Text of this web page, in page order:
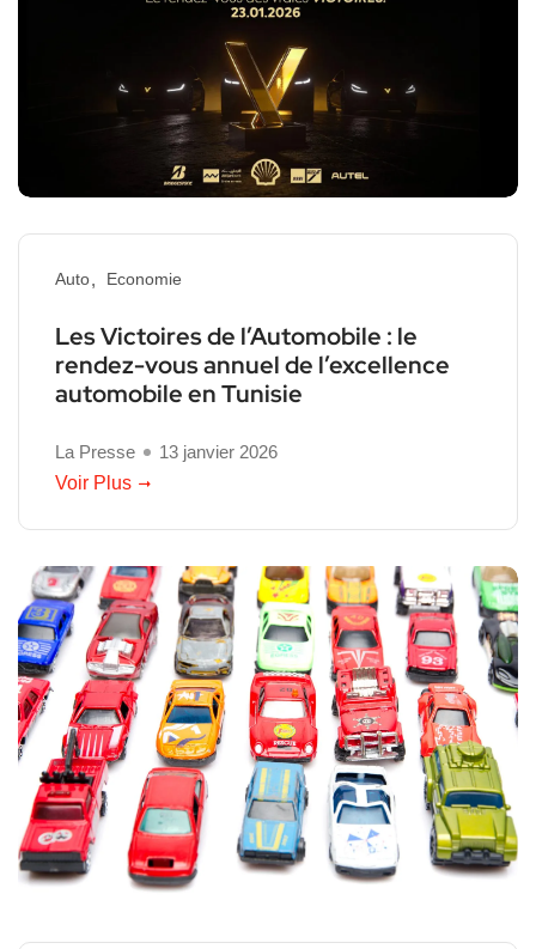
Auto Economie
Les Victoires de l’Automobile : le
rendez-vous annuel de l’excellence
automobile en Tunisie
La Presse
13 janvier 2026
Voir Plus